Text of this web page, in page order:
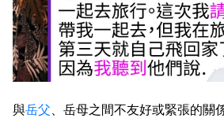
與岳父 、岳母之間不友好或緊張的關